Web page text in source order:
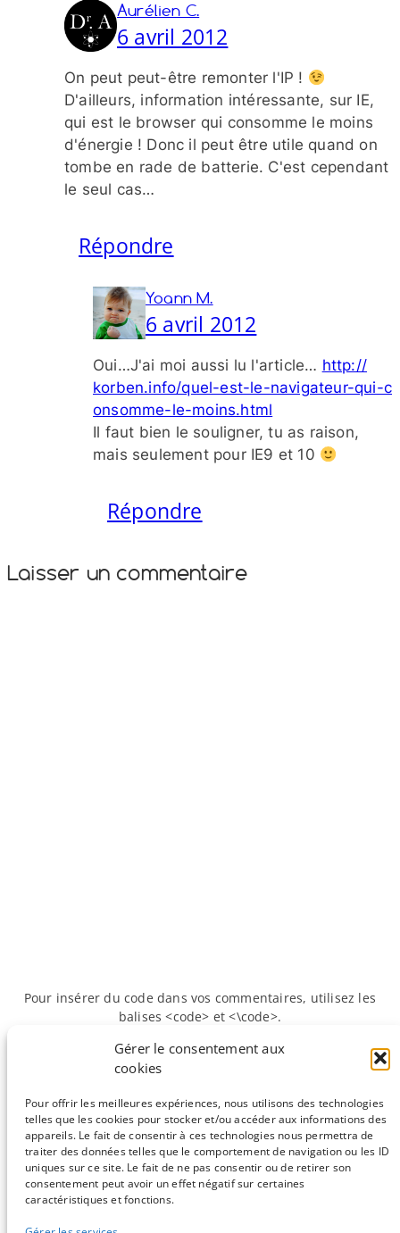
Gérer le consentement aux
cookies
Pour offrir les meilleures expériences, nous utilisons des technologies
telles que les cookies pour stocker et/ou accéder aux informations des
appareils. Le fait de consentir à ces technologies nous permettra de
traiter des données telles que le comportement de navigation ou les ID
uniques sur ce site. Le fait de ne pas consentir ou de retirer son
consentement peut avoir un effet négatif sur certaines
caractéristiques et fonctions.
Aurélien C.
6 avril 2012
On peut peut-​être remonter l'IP !
D'ailleurs, information intéressante, sur IE,
qui est le browser qui consomme le moins
d'énergie ! Donc il peut être utile quand on
tombe en rade de batterie. C'est cependant
le seul cas…
Répondre
Yoann M.
6 avril 2012
Oui…J'ai moi aussi lu l'article… http://​
korben​.info/​q​u​e​l​-​e​s​t​-​l​e​-​n​a​v​i​g​a​t​e​u​r​-​q​u​i​-​c​
o​n​s​o​m​m​e​-​l​e​-​m​o​i​n​s​.​h​tml
Il faut bien le souligner, tu as raison,
mais seulement pour IE9 et 10
Répondre
Laisser un commentaire
Pour insérer du code dans vos commentaires, utilisez les
balises <code> et <\code>.
La métagénomique et les
#IHMC2012
Débuter
(Perl) »
Sauf mention contraire, tous les articles du blog sont sous licence